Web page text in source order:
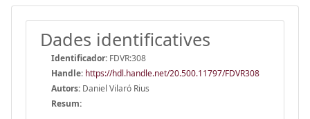
Dades identificatives
Identificador: FDVR:308
Handle: https://hdl.handle.net/20.500.11797/FDVR308
Autors: Daniel Vilaró Rius
Resum: